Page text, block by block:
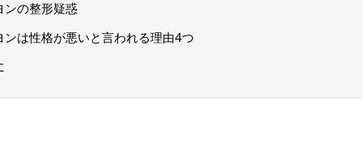
ンの整形疑惑
ンは性格が悪いと言われる理由4つ